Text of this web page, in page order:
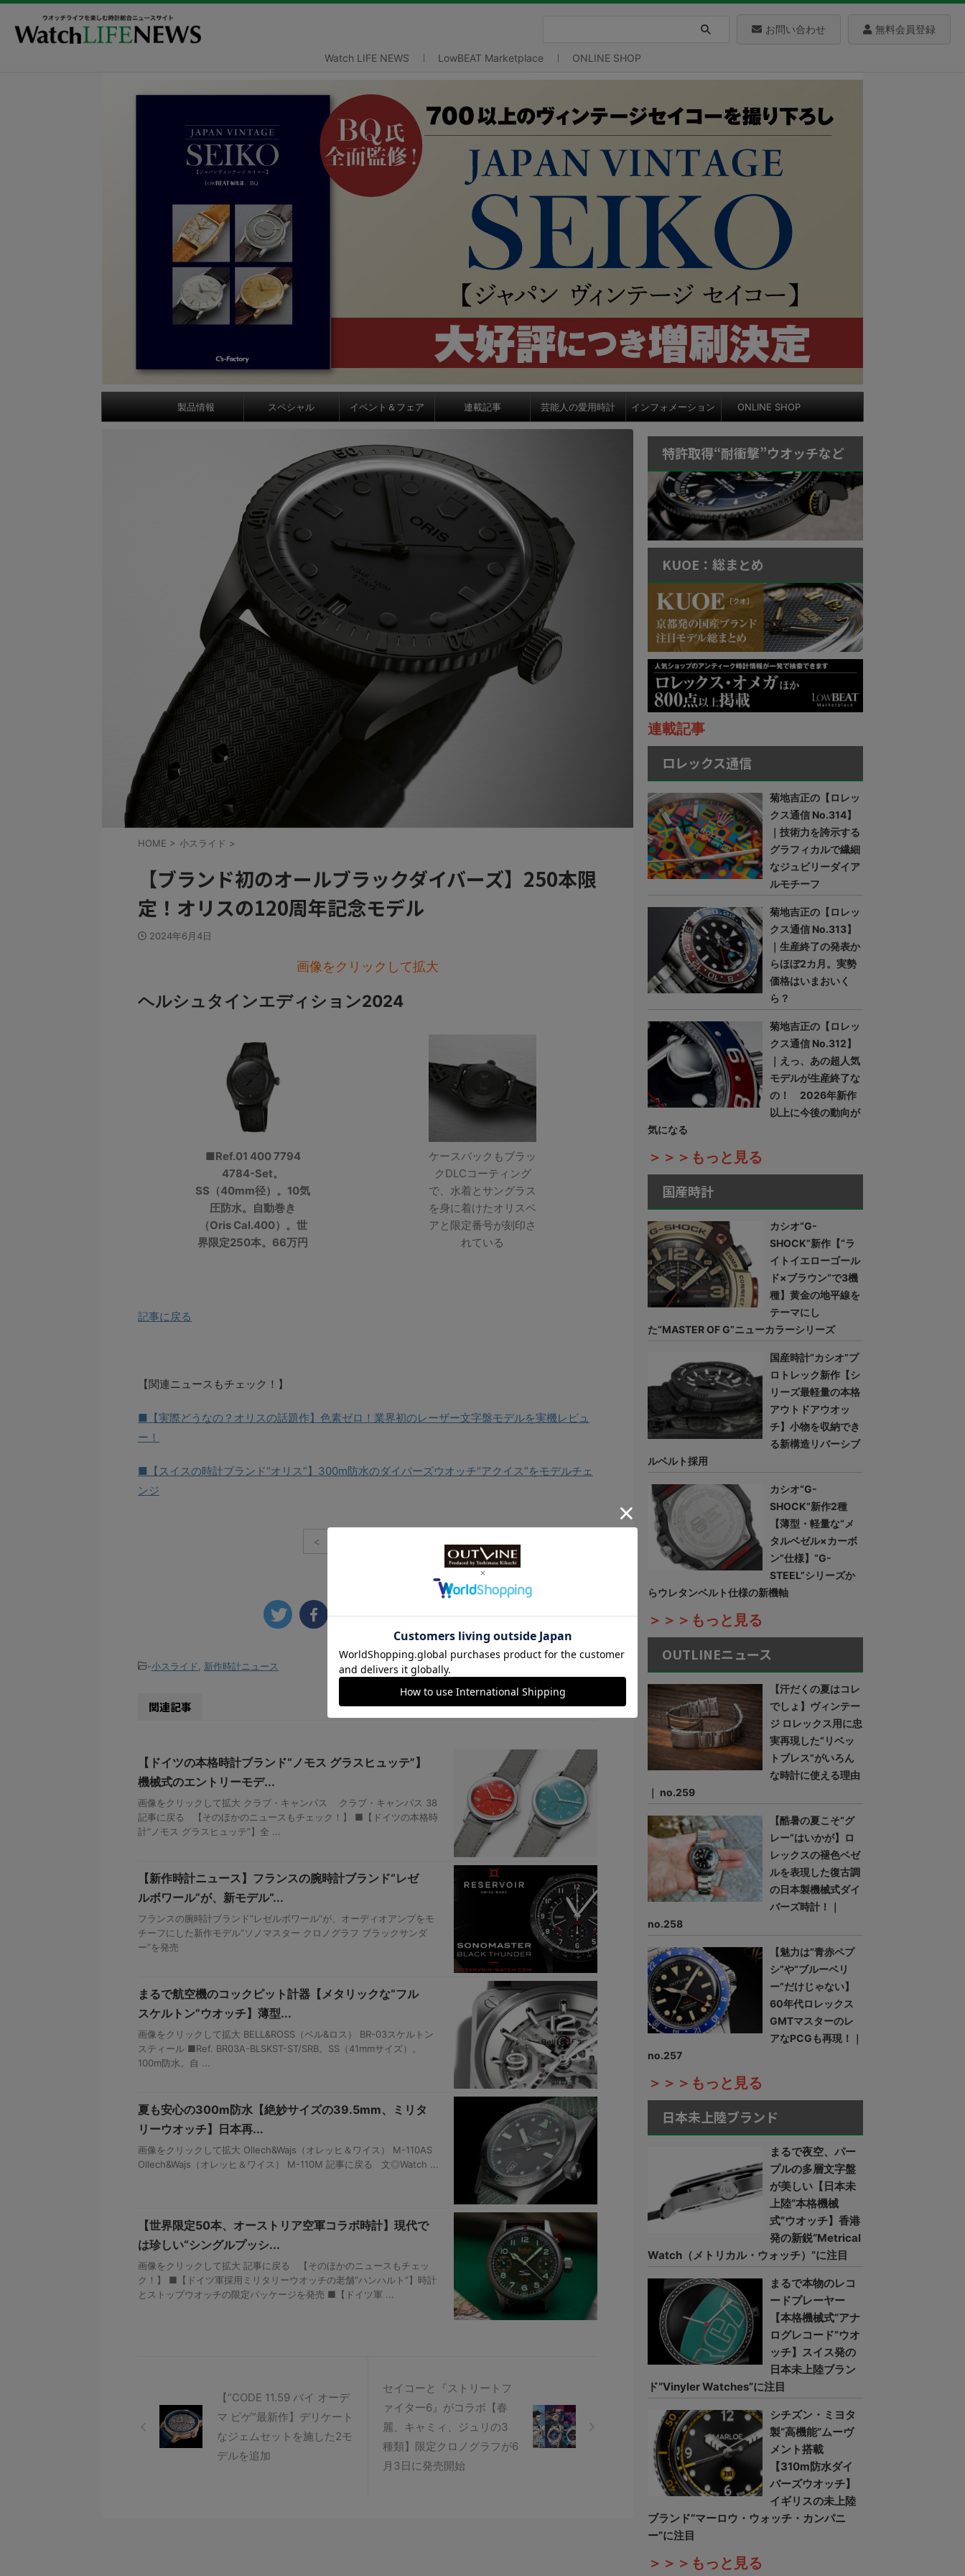
お問い合わせ 無料会員登録
Watch LIFE NEWS LowBEAT Marketplace ONLINE SHOP
製品情報 スペシャル イベント＆フェア 連載記事 芸能人の愛用時計 インフォメーション ONLINE SHOP
HOME > 小スライド >
【ブランド初のオールブラックダイバーズ】250本限
定！オリスの120周年記念モデル
2024年6月4日
画像をクリックして拡大
ヘルシュタインエディション2024
■Ref.01 400 7794
4784-Set。
SS（40mm径）。10気
圧防水。自動巻き
（Oris Cal.400）。世
界限定250本。66万円
ケースバックもブラッ
クDLCコーティング
で、水着とサングラス
を身に着けたオリスベ
アと限定番号が刻印さ
れている
記事に戻る
【関連ニュースもチェック！】
■【実際どうなの？オリスの話題作】色素ゼロ！業界初のレーザー文字盤モデルを実機レビュ
ー！
■【スイスの時計ブランド“オリス”】300m防水のダイバーズウオッチ“アクイス”をモデルチェ
ンジ
<
-小スライド 新作時計ニュース
関連記事
【ドイツの本格時計ブランド“ノモス グラスヒュッテ”】
機械式のエントリーモデ...
画像をクリックして拡大 クラブ・キャンパス クラブ・キャンパス 38
記事に戻る 【そのほかのニュースもチェック！】 ■【ドイツの本格時
計“ノモス グラスヒュッテ”】全 ...
【新作時計ニュース】フランスの腕時計ブランド“レゼ
ルボワール”が、新モデル“...
フランスの腕時計ブランド“レゼルボワール”が、オーディオアンプをモ
チーフにした新作モデル“ソノマスター クロノグラフ ブラックサンダ
ー”を発売
まるで航空機のコックピット計器【メタリックな“フル
スケルトン”ウオッチ】薄型...
画像をクリックして拡大 BELL&ROSS（ベル&ロス） BR-03スケルトン
スティール ■Ref. BR03A-BLSKST-ST/SRB。SS（41mmサイズ）。
100m防水。自 ...
夏も安心の300m防水【絶妙サイズの39.5mm、ミリタ
リーウオッチ】日本再...
画像をクリックして拡大 Ollech&Wajs（オレッヒ＆ワイス） M-110AS
Ollech&Wajs（オレッヒ＆ワイス） M-110M 記事に戻る 文◎Watch ...
【世界限定50本、オーストリア空軍コラボ時計】現代で
は珍しい“シングルプッシ...
画像をクリックして拡大 記事に戻る 【そのほかのニュースもチェッ
ク！】 ■【ドイツ軍採用ミリタリーウオッチの老舗“ハンハルト”】時計
とストップウオッチの限定パッケージを発売 ■【ドイツ軍 ...
【“CODE 11.59 バイ オーデ
マ ピゲ”最新作】デリケート
なジェムセットを施した2モ
デルを追加
セイコーと『ストリートフ
ァイター6』がコラボ【春
麗、キャミィ、ジュリの3
種類】限定クロノグラフが6
月3日に発売開始
特許取得“耐衝撃”ウオッチなど
KUOE：総まとめ
連載記事
ロレックス通信
菊地吉正の【ロレッ
クス通信 No.314】
｜技術力を誇示する
グラフィカルで繊細
なジュビリーダイア
ルモチーフ
菊地吉正の【ロレッ
クス通信 No.313】
｜生産終了の発表か
らほぼ2カ月。実勢
価格はいまおいく
ら？
菊地吉正の【ロレッ
クス通信 No.312】
｜えっ、あの超人気
モデルが生産終了な
の！ 2026年新作
以上に今後の動向が
気になる
＞＞＞もっと見る
国産時計
カシオ“G-
SHOCK”新作【“ラ
イトイエローゴール
ド×ブラウン”で3機
種】黄金の地平線を
テーマにし
た“MASTER OF G”ニューカラーシリーズ
国産時計“カシオ”プ
ロトレック新作【シ
リーズ最軽量の本格
アウトドアウオッ
チ】小物を収納でき
る新構造リバーシブ
ルベルト採用
カシオ“G-
SHOCK”新作2種
【薄型・軽量な“メ
タルベゼル×カーボ
ン”仕様】“G-
STEEL”シリーズか
らウレタンベルト仕様の新機軸
＞＞＞もっと見る
OUTLINEニュース
【汗だくの夏はコレ
でしょ】ヴィンテー
ジ ロレックス用に忠
実再現した“リベッ
トブレス”がいろん
な時計に使える理由
｜ no.259
【酷暑の夏こそ“グ
レー”はいかが】ロ
レックスの褪色ベゼ
ルを表現した復古調
の日本製機械式ダイ
バーズ時計！｜
no.258
【魅力は“青赤ペプ
シ”や“ブルーベリ
ー”だけじゃない】
60年代ロレックス
GMTマスターのレ
アなPCGも再現！｜
no.257
＞＞＞もっと見る
日本未上陸ブランド
まるで夜空、パー
プルの多層文字盤
が美しい【日本未
上陸“本格機械
式”ウオッチ】香港
発の新鋭“Metrical
Watch（メトリカル・ウォッチ）”に注目
まるで本物のレコ
ードプレーヤー
【本格機械式“アナ
ログレコード”ウオ
ッチ】スイス発の
日本未上陸ブラン
ド“Vinyler Watches”に注目
シチズン・ミヨタ
製“高機能”ムーヴ
メント搭載
【310m防水ダイ
バーズウオッチ】
イギリスの未上陸
ブランド“マーロウ・ウォッチ・カンパニ
ー”に注目
＞＞＞もっと見る